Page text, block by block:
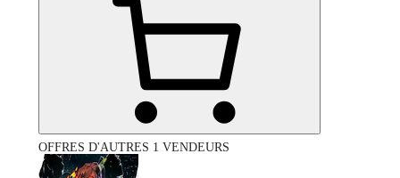
OFFRES D'AUTRES 1 VENDEURS